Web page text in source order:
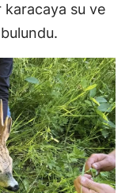
karacaya su ve